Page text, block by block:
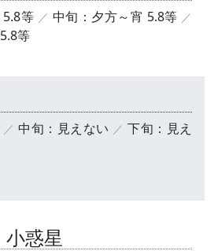
等
中旬：夕方～宵 5.8等
等
中旬：見えない
下旬：見え
惑星